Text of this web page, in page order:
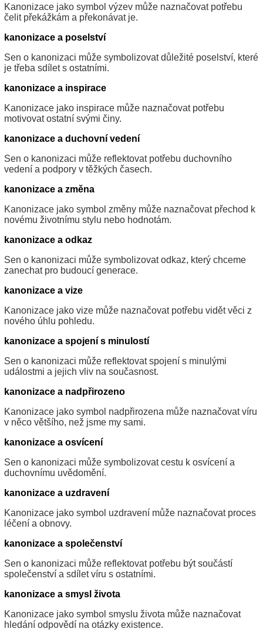
Kanonizace jako symbol výzev může naznačovat potřebu
čelit překážkám a překonávat je.
kanonizace a poselství
Sen o kanonizaci může symbolizovat důležité poselství, které
je třeba sdílet s ostatními.
kanonizace a inspirace
Kanonizace jako inspirace může naznačovat potřebu
motivovat ostatní svými činy.
kanonizace a duchovní vedení
Sen o kanonizaci může reflektovat potřebu duchovního
vedení a podpory v těžkých časech.
kanonizace a změna
Kanonizace jako symbol změny může naznačovat přechod k
novému životnímu stylu nebo hodnotám.
kanonizace a odkaz
Sen o kanonizaci může symbolizovat odkaz, který chceme
zanechat pro budoucí generace.
kanonizace a vize
Kanonizace jako vize může naznačovat potřebu vidět věci z
nového úhlu pohledu.
kanonizace a spojení s minulostí
Sen o kanonizaci může reflektovat spojení s minulými
událostmi a jejich vliv na současnost.
kanonizace a nadpřirozeno
Kanonizace jako symbol nadpřirozena může naznačovat víru
v něco většího, než jsme my sami.
kanonizace a osvícení
Sen o kanonizaci může symbolizovat cestu k osvícení a
duchovnímu uvědomění.
kanonizace a uzdravení
Kanonizace jako symbol uzdravení může naznačovat proces
léčení a obnovy.
kanonizace a společenství
Sen o kanonizaci může reflektovat potřebu být součástí
společenství a sdílet víru s ostatními.
kanonizace a smysl života
Kanonizace jako symbol smyslu života může naznačovat
hledání odpovědí na otázky existence.